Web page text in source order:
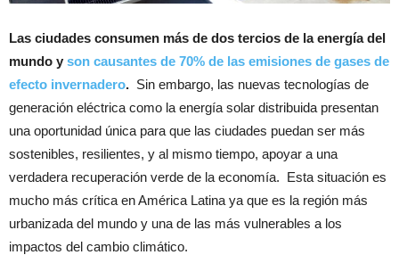
Las ciudades consumen más de dos tercios de la energía del
mundo y son causantes de 70% de las emisiones de gases de
efecto invernadero. Sin embargo, las nuevas tecnologías de
generación eléctrica como la energía solar distribuida presentan
una oportunidad única para que las ciudades puedan ser más
sostenibles, resilientes, y al mismo tiempo, apoyar a una
verdadera recuperación verde de la economía. Esta situación es
mucho más crítica en América Latina ya que es la región más
urbanizada del mundo y una de las más vulnerables a los
impactos del cambio climático.